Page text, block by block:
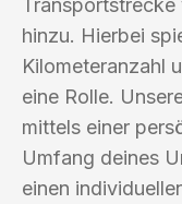
Transportstrecke
hinzu. Hierbei
Kilometeranzahl
eine Rolle.
mittels einer
Umfang deines
einen